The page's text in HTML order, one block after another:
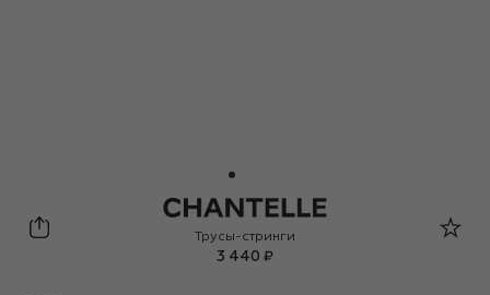
Chantelle
Трусы-стринги
3 440 ₽